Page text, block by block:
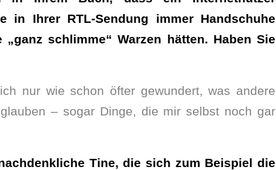
in Ihrer RTL-Sendung immer Handschuhe
schlimme“ Warzen hätten. Haben Sie
nur wie schon öfter gewundert, was andere
– sogar Dinge, die mir selbst noch gar
Tine, die sich zum Beispiel die